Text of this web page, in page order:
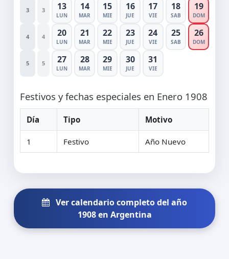
3 3 13
LUN
14
MAR
15
MIE
16
JUE
17
VIE
18
SAB
19
DOM
4 4 20
LUN
21
MAR
22
MIE
23
JUE
24
VIE
25
SAB
26
DOM
5 5 27
LUN
28
MAR
29
MIE
30
JUE
31
VIE
Festivos y fechas especiales en Enero 1908
Día Tipo Motivo
1 Festivo Año Nuevo
Ver calendario completo del año
1908 en Argentina